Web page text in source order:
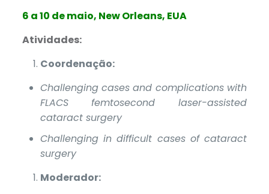
6 a 10 de maio, New Orleans, EUA
Atividades:
Coordenação:
Challenging cases and complications with
FLACS femtosecond laser-assisted
cataract surgery
Challenging in difficult cases of cataract
surgery
Moderador: